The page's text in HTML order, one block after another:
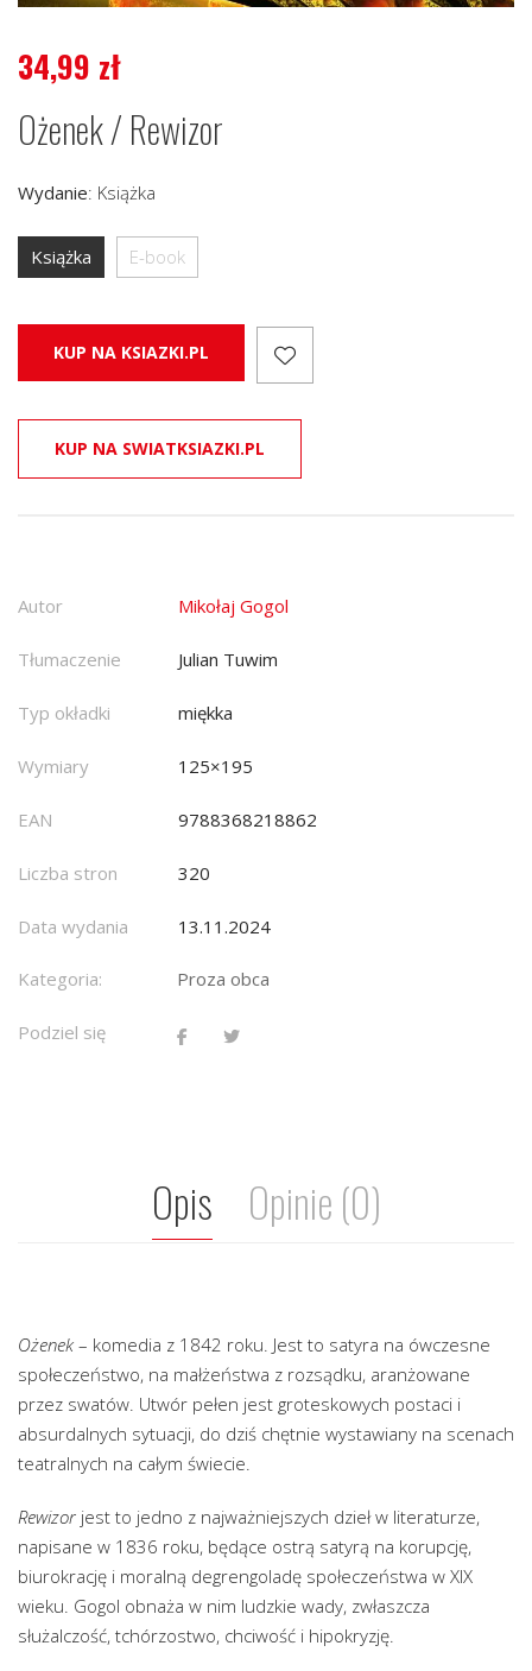
34,99 zł
Ożenek / Rewizor
Wydanie: Książka
Książka E-book
KUP NA KSIAZKI.PL
KUP NA SWIATKSIAZKI.PL
Autor Mikołaj Gogol
Tłumaczenie Julian Tuwim
Typ okładki miękka
Wymiary 125×195
EAN 9788368218862
Liczba stron 320
Data wydania 13.11.2024
Kategoria: Proza obca
Podziel się
Opis Opinie (0)
Ożenek – komedia z 1842 roku. Jest to satyra na ówczesne
społeczeństwo, na małżeństwa z rozsądku, aranżowane
przez swatów. Utwór pełen jest groteskowych postaci i
absurdalnych sytuacji, do dziś chętnie wystawiany na scenach
teatralnych na całym świecie.
Rewizor jest to jedno z najważniejszych dzieł w literaturze,
napisane w 1836 roku, będące ostrą satyrą na korupcję,
biurokrację i moralną degrengoladę społeczeństwa w XIX
wieku. Gogol obnaża w nim ludzkie wady, zwłaszcza
służalczość, tchórzostwo, chciwość i hipokryzję.